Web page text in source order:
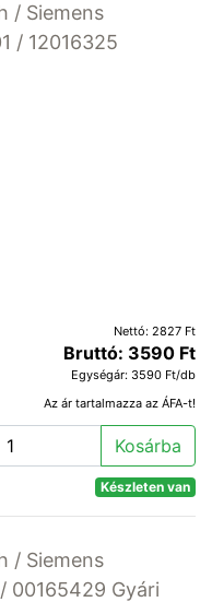
/ Siemens
/ 12016325
Nettó: 2827 Ft
Bruttó: 3590 Ft
Egységár: 3590 Ft/db
Az ár tartalmazza az ÁFA-t!
Kosárba
Készleten van
/ Siemens
/ 00165429 Gyári